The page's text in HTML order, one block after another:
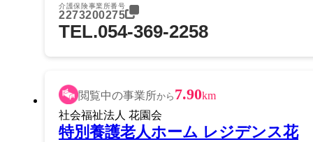
介護保険事業所番号
2273200275
TEL.054-369-2258
閲覧中の事業所から 7.90km
社会福祉法人 花園会
特別養護老人ホーム レジデンス花